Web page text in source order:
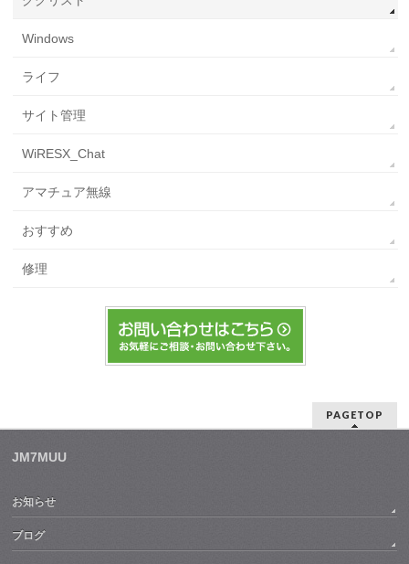
Windows
ライフ
サイト管理
WiRESX_Chat
アマチュア無線
おすすめ
修理
PAGETOP
JM7MUU
お知らせ
ブログ